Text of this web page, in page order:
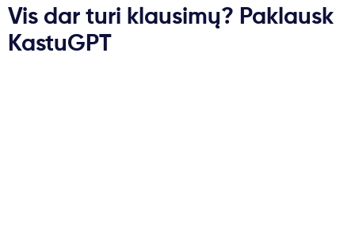
Vis dar turi klausimų? Paklausk
KastuGPT